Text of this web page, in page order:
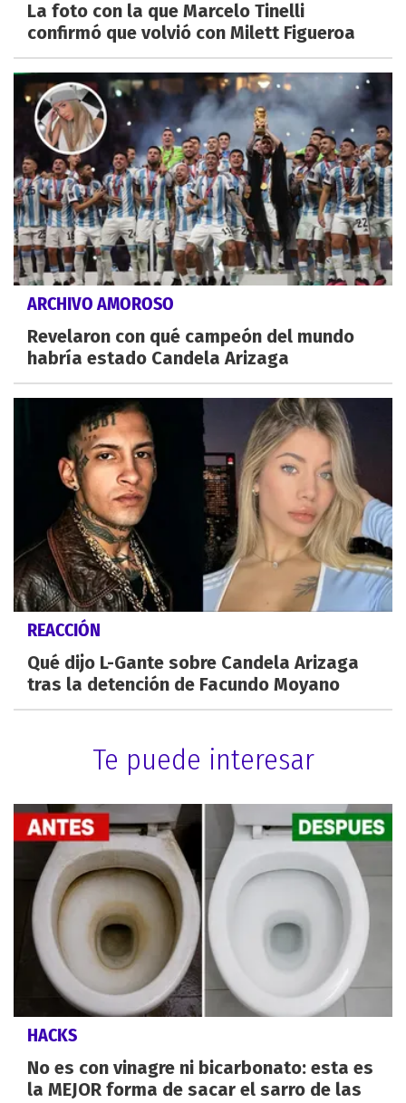
La foto con la que Marcelo Tinelli
confirmó que volvió con Milett Figueroa
ARCHIVO AMOROSO
Revelaron con qué campeón del mundo
habría estado Candela Arizaga
REACCIÓN
Qué dijo L-Gante sobre Candela Arizaga
tras la detención de Facundo Moyano
Te puede interesar
HACKS
No es con vinagre ni bicarbonato: esta es
la MEJOR forma de sacar el sarro de las